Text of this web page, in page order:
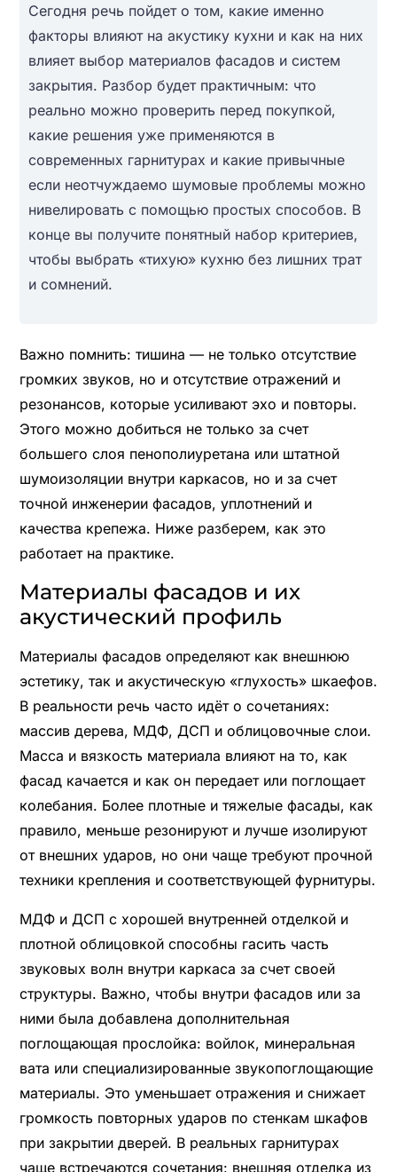
Сегодня речь пойдет о том, какие именно
факторы влияют на акустику кухни и как на них
влияет выбор материалов фасадов и систем
закрытия. Разбор будет практичным: что
реально можно проверить перед покупкой,
какие решения уже применяются в
современных гарнитурах и какие привычные
если неотчуждаемо шумовые проблемы можно
нивелировать с помощью простых способов. В
конце вы получите понятный набор критериев,
чтобы выбрать «тихую» кухню без лишних трат
и сомнений.
Важно помнить: тишина — не только отсутствие
громких звуков, но и отсутствие отражений и
резонансов, которые усиливают эхо и повторы.
Этого можно добиться не только за счет
большего слоя пенополиуретана или штатной
шумоизоляции внутри каркасов, но и за счет
точной инженерии фасадов, уплотнений и
качества крепежа. Ниже разберем, как это
работает на практике.
Материалы фасадов и их
акустический профиль
Материалы фасадов определяют как внешнюю
эстетику, так и акустическую «глухость» шкаефов.
В реальности речь часто идёт о сочетаниях:
массив дерева, МДФ, ДСП и облицовочные слои.
Масса и вязкость материала влияют на то, как
фасад качается и как он передает или поглощает
колебания. Более плотные и тяжелые фасады, как
правило, меньше резонируют и лучше изолируют
от внешних ударов, но они чаще требуют прочной
техники крепления и соответствующей фурнитуры.
МДФ и ДСП с хорошей внутренней отделкой и
плотной облицовкой способны гасить часть
звуковых волн внутри каркаса за счет своей
структуры. Важно, чтобы внутри фасадов или за
ними была добавлена дополнительная
поглощающая прослойка: войлок, минеральная
вата или специализированные звукопоглощающие
материалы. Это уменьшает отражения и снижает
громкость повторных ударов по стенкам шкафов
при закрытии дверей. В реальных гарнитурах
чаще встречаются сочетания: внешняя отделка из